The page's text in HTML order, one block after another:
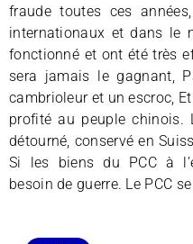
fraude toutes ces
internationaux et dans le
fonctionné et ont été très
sera jamais le gagnant,
cambrioleur et un escroc,
profité au peuple chinois.
détourné, conservé en
Si les biens du PCC à
besoin de guerre. Le PCC